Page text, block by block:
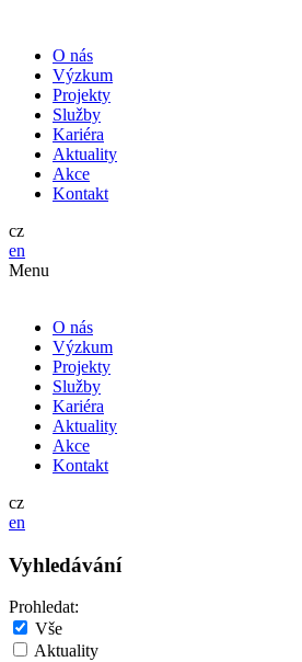
O nás
Výzkum
Projekty
Služby
Kariéra
Aktuality
Akce
Kontakt
cz
en
Menu
O nás
Výzkum
Projekty
Služby
Kariéra
Aktuality
Akce
Kontakt
cz
en
Vyhledávání
Prohledat:
Vše
Aktuality